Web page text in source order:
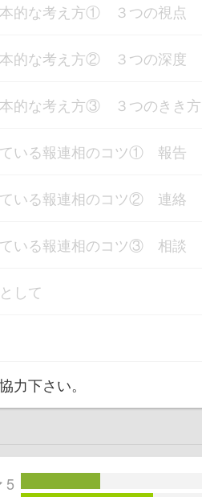
的な考え方① ３つの視点
的な考え方② ３つの深度
的な考え方③ ３つのきき方
いる報連相のコツ① 報告
いる報連相のコツ② 連絡
いる報連相のコツ③ 相談
して
力下さい。
5